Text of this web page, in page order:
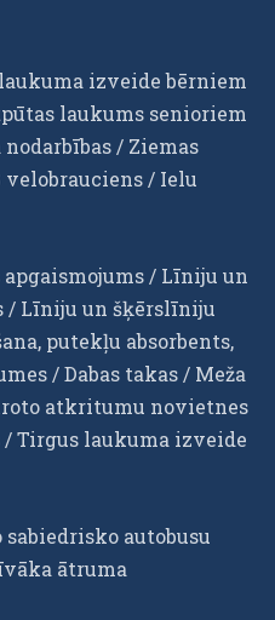
izveide bērniem
laukums senioriem
/ Ziemas
/ Ielu
/ Līniju un
/ Līniju un šķērslīniju
putekļu absorbents,
/ Dabas takas / Meža
atkritumu novietnes
Tirgus laukuma izveide
autobusu
ātruma